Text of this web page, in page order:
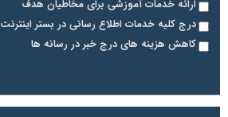
ارائه خدمات آموزشی برای مخاطیان هدف
درج کلیه خدمات اطلاع رسانی در بستر اینترنت
کاهش هزینه های درج خبر در رسانه ها